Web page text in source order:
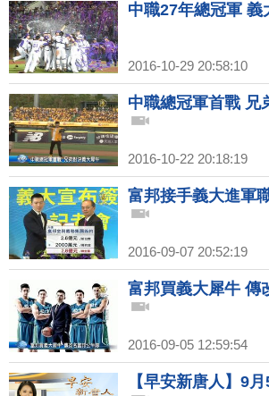
中職27年總冠軍 義
2016-10-29 20:58:10
中職總冠軍首戰 兄
2016-10-22 20:18:19
富邦接手義大進軍
2016-09-07 20:52:19
富邦買義大犀牛 傳
2016-09-05 12:59:54
【早安新唐人】9